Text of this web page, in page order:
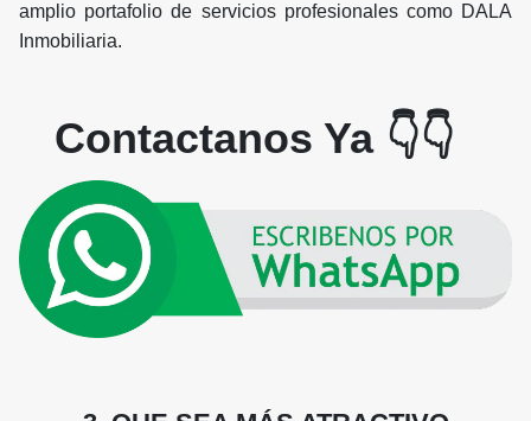
amplio portafolio de servicios profesionales como DALA
Inmobiliaria.
Contactanos Ya 👇👇